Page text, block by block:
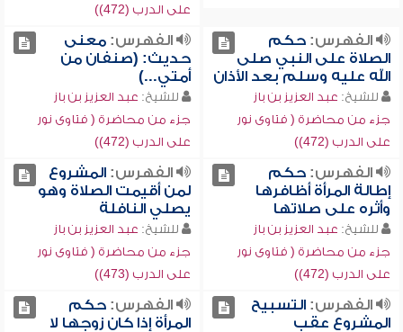
على الدرب (472))
الفهرس:حكم
الصلاة على النبي صلى
الله عليه وسلم بعد الأذان
للشيخ: عبد العزيز بن باز
جزء من محاضرة ( فتاوى نور
على الدرب (472))
الفهرس:معنى
حديث: (صنفان من
أمتي...)
للشيخ: عبد العزيز بن باز
جزء من محاضرة ( فتاوى نور
على الدرب (472))
الفهرس:حكم
إطالة المرأة أظافرها
وأثره على صلاتها
للشيخ: عبد العزيز بن باز
جزء من محاضرة ( فتاوى نور
على الدرب (472))
الفهرس:المشروع
لمن أقيمت الصلاة وهو
يصلي النافلة
للشيخ: عبد العزيز بن باز
جزء من محاضرة ( فتاوى نور
على الدرب (473))
الفهرس:التسبيح
المشروع عقب
الفهرس:حكم
المرأة إذا كان زوجها لا